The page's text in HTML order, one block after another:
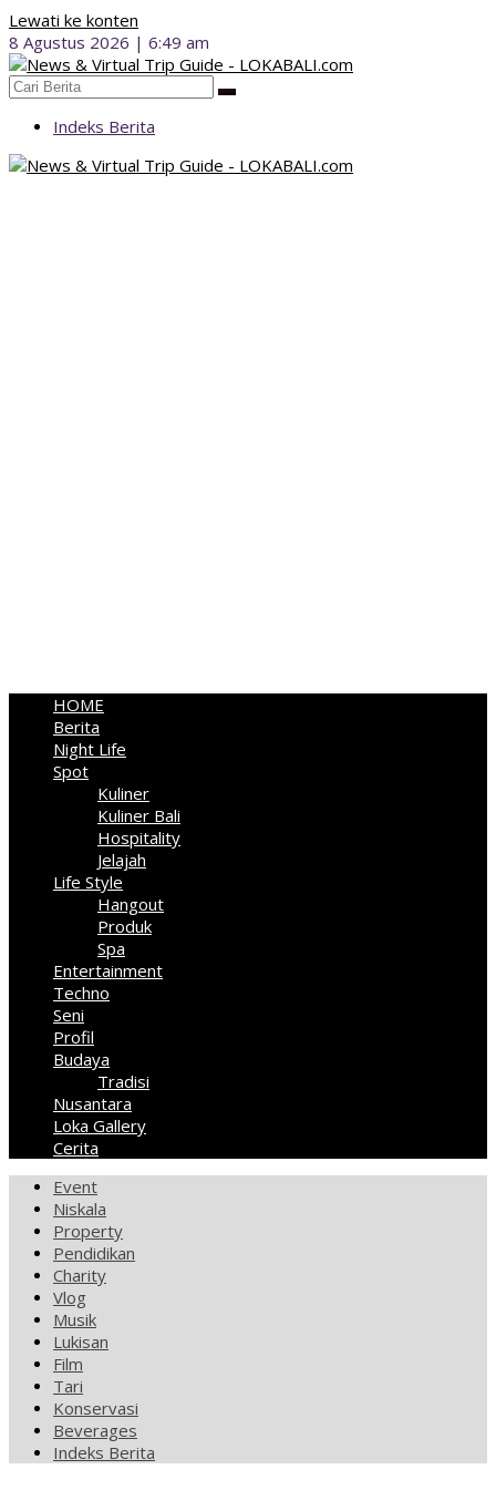
Lewati ke konten
8 Agustus 2026 | 6:49 am
Indeks Berita
HOME
Berita
Night Life
Spot
Kuliner
Kuliner Bali
Hospitality
Jelajah
Life Style
Hangout
Produk
Spa
Entertainment
Techno
Seni
Profil
Budaya
Tradisi
Nusantara
Loka Gallery
Cerita
Event
Niskala
Property
Pendidikan
Charity
Vlog
Musik
Lukisan
Film
Tari
Konservasi
Beverages
Indeks Berita